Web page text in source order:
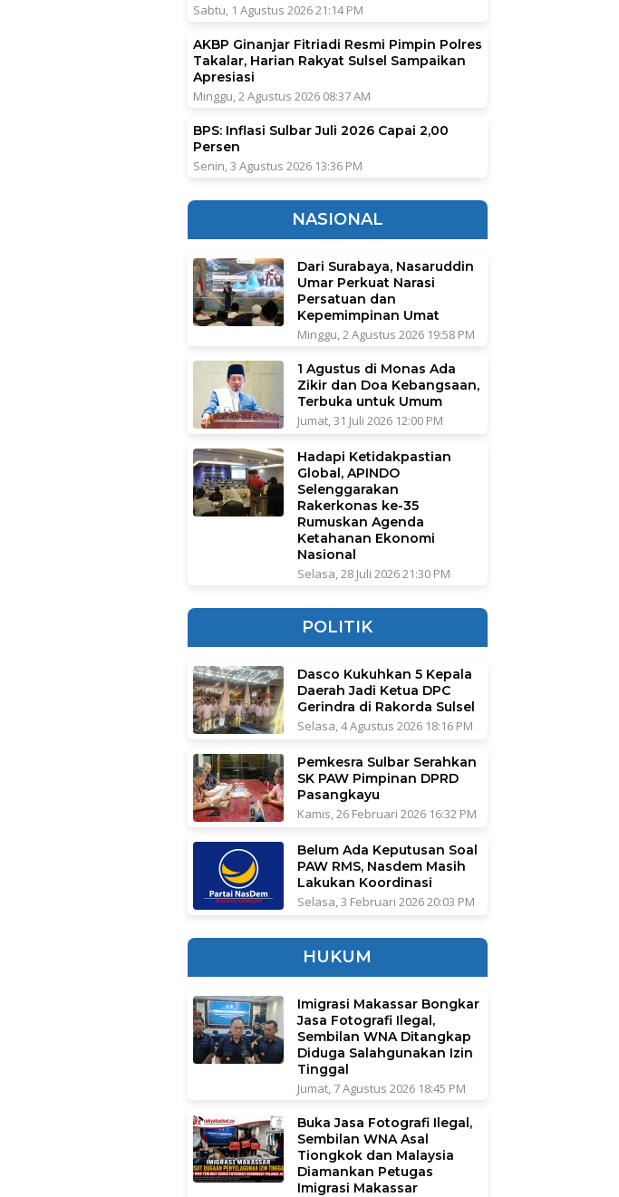
Sabtu, 1 Agustus 2026 21:14 PM
AKBP Ginanjar Fitriadi Resmi Pimpin Polres
Takalar, Harian Rakyat Sulsel Sampaikan
Apresiasi
Minggu, 2 Agustus 2026 08:37 AM
BPS: Inflasi Sulbar Juli 2026 Capai 2,00
Persen
Senin, 3 Agustus 2026 13:36 PM
NASIONAL
Dari Surabaya, Nasaruddin
Umar Perkuat Narasi
Persatuan dan
Kepemimpinan Umat
Minggu, 2 Agustus 2026 19:58 PM
1 Agustus di Monas Ada
Zikir dan Doa Kebangsaan,
Terbuka untuk Umum
Jumat, 31 Juli 2026 12:00 PM
Hadapi Ketidakpastian
Global, APINDO
Selenggarakan
Rakerkonas ke-35
Rumuskan Agenda
Ketahanan Ekonomi
Nasional
Selasa, 28 Juli 2026 21:30 PM
POLITIK
Dasco Kukuhkan 5 Kepala
Daerah Jadi Ketua DPC
Gerindra di Rakorda Sulsel
Selasa, 4 Agustus 2026 18:16 PM
Pemkesra Sulbar Serahkan
SK PAW Pimpinan DPRD
Pasangkayu
Kamis, 26 Februari 2026 16:32 PM
Belum Ada Keputusan Soal
PAW RMS, Nasdem Masih
Lakukan Koordinasi
Selasa, 3 Februari 2026 20:03 PM
HUKUM
Imigrasi Makassar Bongkar
Jasa Fotografi Ilegal,
Sembilan WNA Ditangkap
Diduga Salahgunakan Izin
Tinggal
Jumat, 7 Agustus 2026 18:45 PM
Buka Jasa Fotografi Ilegal,
Sembilan WNA Asal
Tiongkok dan Malaysia
Diamankan Petugas
Imigrasi Makassar